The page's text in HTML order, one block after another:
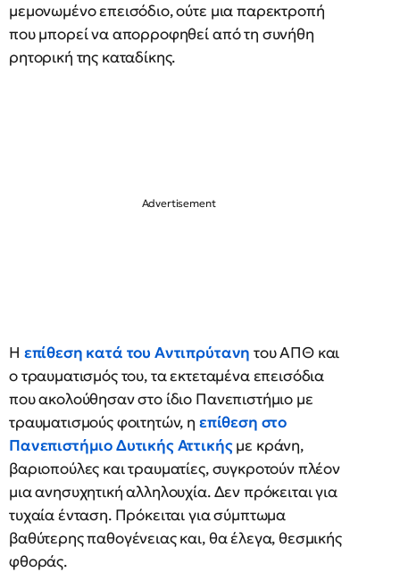
μεμονωμένο επεισόδιο, ούτε μια παρεκτροπή
που μπορεί να απορροφηθεί από τη συνήθη
ρητορική της καταδίκης.
Η επίθεση κατά του Αντιπρύτανη του ΑΠΘ και
ο τραυματισμός του, τα εκτεταμένα επεισόδια
που ακολούθησαν στο ίδιο Πανεπιστήμιο με
τραυματισμούς φοιτητών, η επίθεση στο
Πανεπιστήμιο Δυτικής Αττικής με κράνη,
βαριοπούλες και τραυματίες, συγκροτούν πλέον
μια ανησυχητική αλληλουχία. Δεν πρόκειται για
τυχαία ένταση. Πρόκειται για σύμπτωμα
βαθύτερης παθογένειας και, θα έλεγα, θεσμικής
φθοράς.